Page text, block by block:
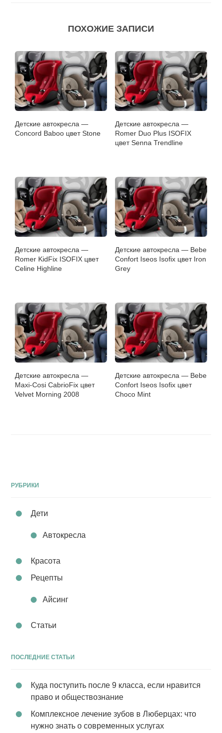
ПОХОЖИЕ ЗАПИСИ
Детские автокресла —
Concord Baboo цвет Stone
Детские автокресла —
Romer Duo Plus ISOFIX
цвет Senna Trendline
Детские автокресла —
Romer KidFix ISOFIX цвет
Celine Highline
Детские автокресла — Bebe
Confort Iseos Isofix цвет Iron
Grey
Детские автокресла —
Maxi-Cosi CabrioFix цвет
Velvet Morning 2008
Детские автокресла — Bebe
Confort Iseos Isofix цвет
Choco Mint
РУБРИКИ
Дети
Автокресла
Красота
Рецепты
Айсинг
Статьи
ПОСЛЕДНИЕ СТАТЬИ
Куда поступить после 9 класса, если нравится
право и обществознание
Комплексное лечение зубов в Люберцах: что
нужно знать о современных услугах